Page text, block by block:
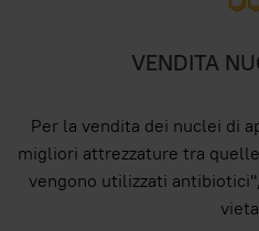
VENDITA
Per la vendita dei nuclei di
migliori attrezzature tra
vengono utilizzati